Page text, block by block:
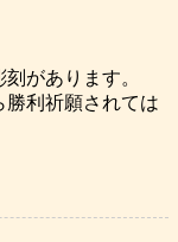
があります。
利祈願されては